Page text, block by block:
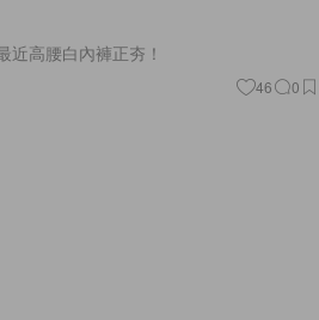
近高腰白內褲正夯！
46 0